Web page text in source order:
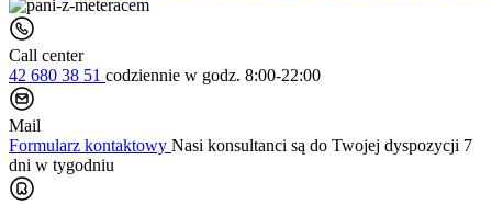
Call center
42 680 38 51 codziennie w godz. 8:00-22:00
Mail
Formularz kontaktowy Nasi konsultanci są do Twojej dyspozycji 7
dni w tygodniu